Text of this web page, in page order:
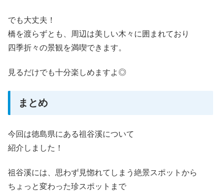
でも大丈夫！
橋を渡らずとも、周辺は美しい木々に囲まれており
四季折々の景観を満喫できます。
見るだけでも十分楽しめますよ◎
まとめ
今回は徳島県にある祖谷溪について
紹介しました！
祖谷溪には、思わず見惚れてしまう絶景スポットから
ちょっと変わった珍スポットまで